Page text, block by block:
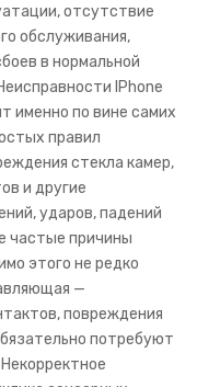
отсутствие
обслуживания,
в нормальной
IPhone
именно по вине самих
правил
стекла камер,
и другие
ударов, падений
частые причины
этого не редко
—
повреждения
потребуют